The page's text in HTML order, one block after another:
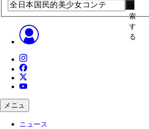
索
す
る
メニュ
ニュース